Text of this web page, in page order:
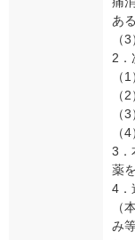
あ
（
2．
（
（
（
（
3．
薬
4．
（
み